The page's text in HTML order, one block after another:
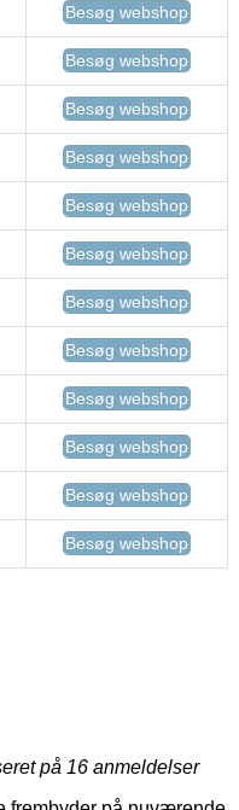
Besøg webshop
Besøg webshop
Besøg webshop
Besøg webshop
Besøg webshop
Besøg webshop
Besøg webshop
Besøg webshop
Besøg webshop
Besøg webshop
Besøg webshop
Besøg webshop
på 16 anmeldelser